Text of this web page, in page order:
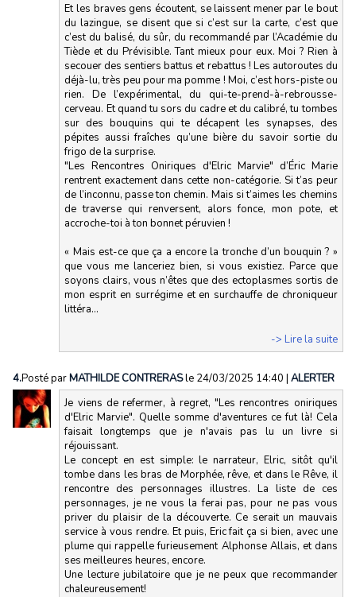
Et les braves gens écoutent, se laissent mener par le bout
du lazingue, se disent que si c’est sur la carte, c’est que
c’est du balisé, du sûr, du recommandé par l’Académie du
Tiède et du Prévisible. Tant mieux pour eux. Moi ? Rien à
secouer des sentiers battus et rebattus ! Les autoroutes du
déjà-lu, très peu pour ma pomme ! Moi, c’est hors-piste ou
rien. De l’expérimental, du qui-te-prend-à-rebrousse-
cerveau. Et quand tu sors du cadre et du calibré, tu tombes
sur des bouquins qui te décapent les synapses, des
pépites aussi fraîches qu’une bière du savoir sortie du
frigo de la surprise.
"Les Rencontres Oniriques d'Elric Marvie" d’Éric Marie
rentrent exactement dans cette non-catégorie. Si t’as peur
de l’inconnu, passe ton chemin. Mais si t’aimes les chemins
de traverse qui renversent, alors fonce, mon pote, et
accroche-toi à ton bonnet péruvien !
« Mais est-ce que ça a encore la tronche d’un bouquin ? »
que vous me lanceriez bien, si vous existiez. Parce que
soyons clairs, vous n’êtes que des ectoplasmes sortis de
mon esprit en surrégime et en surchauffe de chroniqueur
littéra...
-> Lire la suite
4.Posté parMATHILDE CONTRERASle 24/03/2025 14:40 | ALERTER
Je viens de refermer, à regret, "Les rencontres oniriques
d'Elric Marvie". Quelle somme d'aventures ce fut là! Cela
faisait longtemps que je n'avais pas lu un livre si
réjouissant.
Le concept en est simple: le narrateur, Elric, sitôt qu'il
tombe dans les bras de Morphée, rêve, et dans le Rêve, il
rencontre des personnages illustres. La liste de ces
personnages, je ne vous la ferai pas, pour ne pas vous
priver du plaisir de la découverte. Ce serait un mauvais
service à vous rendre. Et puis, Eric fait ça si bien, avec une
plume qui rappelle furieusement Alphonse Allais, et dans
ses meilleures heures, encore.
Une lecture jubilatoire que je ne peux que recommander
chaleureusement!